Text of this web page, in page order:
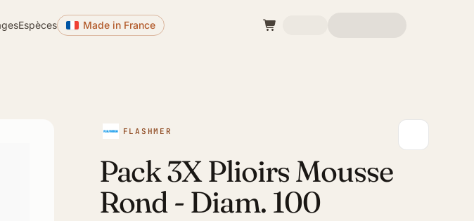
Espèces Made in France
FLASHMER
Pack 3X Plioirs Mousse
Rond - Diam. 100